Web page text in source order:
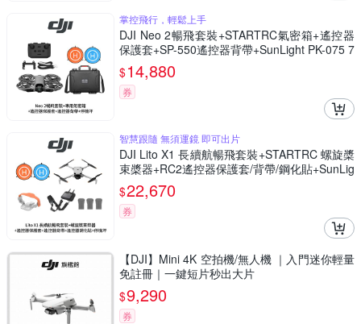
掌控飛行，輕鬆上手
DJI Neo 2暢飛套裝+STARTRC氣密箱+遙控器
保護套+SP-550遙控器背帶+SunLight PK-075 7
5cm停機坪 (公司貨)
$14,880
券
智慧跟隨 無須運鏡 即可出片
DJI Lito X1 長續航暢飛套裝+STARTRC 螺旋槳
束槳器+RC2遙控器保護套/背帶/鋼化貼+SunLig
ht PK-075 停機坪 (公司貨)
$22,670
券
【DJI】Mini 4K 空拍機/無人機 ｜入門迷你輕量
免註冊｜一鍵短片秒出大片
$9,290
券